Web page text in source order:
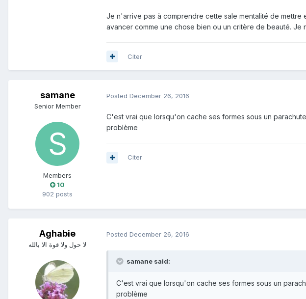
Je n'arrive pas à comprendre cette sale mentalité de
avancer comme une chose bien ou un critère de beauté. Je
Citer
samane
Senior Member
Members
10
902 posts
Posted December 26, 2016
C'est vrai que lorsqu'on cache ses formes sous un
problème
Citer
Aghabie
لا حول ولا قوة الا بالله
Posted December 26, 2016
samane said:
C'est vrai que lorsqu'on cache ses formes sous un
problème